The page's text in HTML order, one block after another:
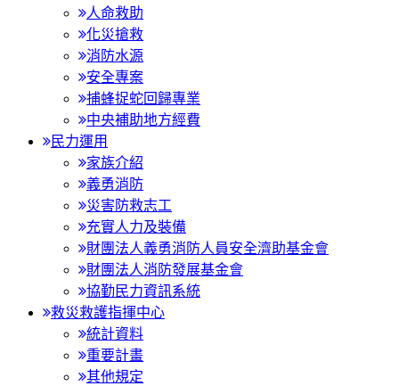
人命救助
化災搶救
消防水源
安全專案
捕蜂捉蛇回歸專業
中央補助地方經費
民力運用
家族介紹
義勇消防
災害防救志工
充實人力及裝備
財團法人義勇消防人員安全濟助基金會
財團法人消防發展基金會
協勤民力資訊系統
救災救護指揮中心
統計資料
重要計畫
其他規定